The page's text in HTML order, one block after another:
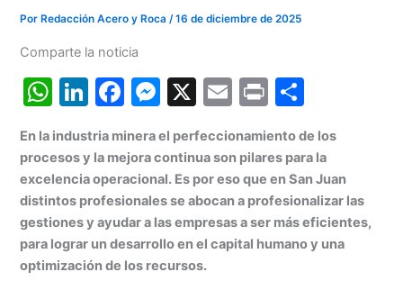
Por Redacción Acero y Roca/16 de diciembre de 2025
Comparte la noticia
W
at
s
A
p
p
Li
k
e
dI
n
F
c
e
b
o
o
M
s
s
e
n
g
X
E
ai
l
Pr
t
m
p
ar
tir
En la industria minera el perfeccionamiento de los
procesos y la mejora continua son pilares para la
excelencia operacional. Es por eso que en San Juan
distintos profesionales se abocan a profesionalizar las
gestiones y ayudar a las empresas a ser más eficientes,
para lograr un desarrollo en el capital humano y una
optimización de los recursos.